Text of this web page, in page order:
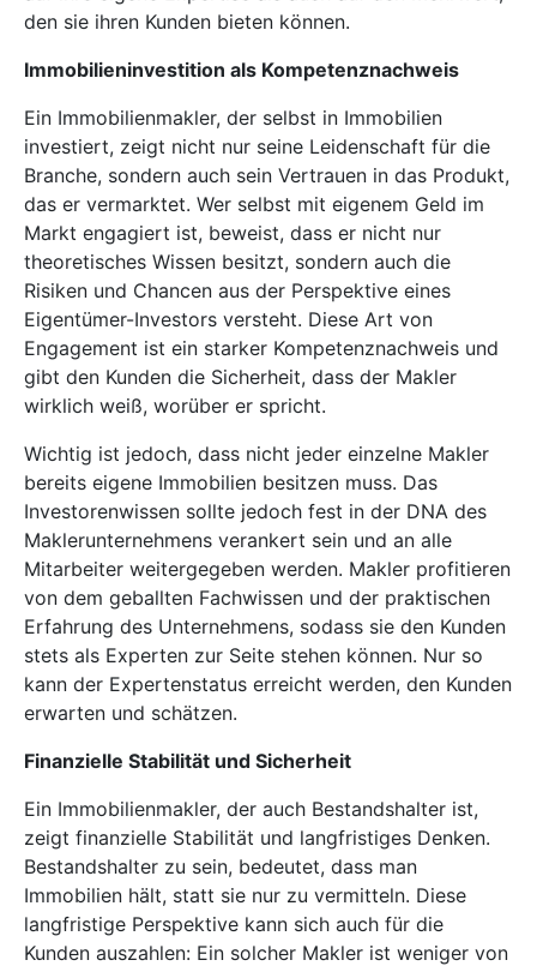
den sie ihren Kunden bieten können.
Immobilieninvestition als Kompetenznachweis
Ein Immobilienmakler, der selbst in Immobilien
investiert, zeigt nicht nur seine Leidenschaft für die
Branche, sondern auch sein Vertrauen in das Produkt,
das er vermarktet. Wer selbst mit eigenem Geld im
Markt engagiert ist, beweist, dass er nicht nur
theoretisches Wissen besitzt, sondern auch die
Risiken und Chancen aus der Perspektive eines
Eigentümer-Investors versteht. Diese Art von
Engagement ist ein starker Kompetenznachweis und
gibt den Kunden die Sicherheit, dass der Makler
wirklich weiß, worüber er spricht.
Wichtig ist jedoch, dass nicht jeder einzelne Makler
bereits eigene Immobilien besitzen muss. Das
Investorenwissen sollte jedoch fest in der DNA des
Maklerunternehmens verankert sein und an alle
Mitarbeiter weitergegeben werden. Makler profitieren
von dem geballten Fachwissen und der praktischen
Erfahrung des Unternehmens, sodass sie den Kunden
stets als Experten zur Seite stehen können. Nur so
kann der Expertenstatus erreicht werden, den Kunden
erwarten und schätzen.
Finanzielle Stabilität und Sicherheit
Ein Immobilienmakler, der auch Bestandshalter ist,
zeigt finanzielle Stabilität und langfristiges Denken.
Bestandshalter zu sein, bedeutet, dass man
Immobilien hält, statt sie nur zu vermitteln. Diese
langfristige Perspektive kann sich auch für die
Kunden auszahlen: Ein solcher Makler ist weniger von